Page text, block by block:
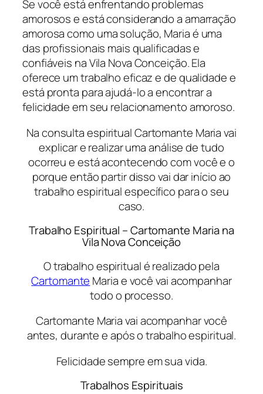
Se você está enfrentando problemas
amorosos e está considerando a amarração
amorosa como uma solução, Maria é uma
das profissionais mais qualificadas e
confiáveis ​​na Vila Nova Conceição. Ela
oferece um trabalho eficaz e de qualidade e
está pronta para ajudá-lo a encontrar a
felicidade em seu relacionamento amoroso.
Na consulta espiritual Cartomante Maria vai
explicar e realizar uma análise de tudo
ocorreu e está acontecendo com você e o
porque então partir disso vai dar início ao
trabalho espiritual específico para o seu
caso.
Trabalho Espiritual – Cartomante Maria na
Vila Nova Conceição
O trabalho espiritual é realizado pela
Cartomante Maria e você vai acompanhar
todo o processo.
Cartomante Maria vai acompanhar você
antes, durante e após o trabalho espiritual.
Felicidade sempre em sua vida.
Trabalhos Espirituais